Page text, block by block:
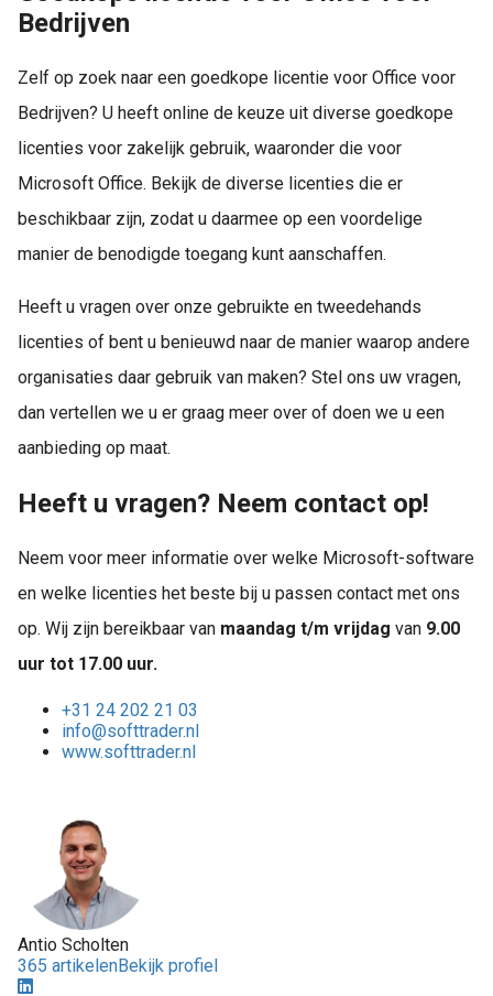
Bedrijven
Zelf op zoek naar een goedkope licentie voor Office voor
Bedrijven? U heeft online de keuze uit diverse goedkope
licenties voor zakelijk gebruik, waaronder die voor
Microsoft Office. Bekijk de diverse licenties die er
beschikbaar zijn, zodat u daarmee op een voordelige
manier de benodigde toegang kunt aanschaffen.
Heeft u vragen over onze gebruikte en tweedehands
licenties of bent u benieuwd naar de manier waarop andere
organisaties daar gebruik van maken? Stel ons uw vragen,
dan vertellen we u er graag meer over of doen we u een
aanbieding op maat.
Heeft u vragen? Neem contact op!
Neem voor meer informatie over welke Microsoft-software
en welke licenties het beste bij u passen contact met ons
op. Wij zijn bereikbaar van maandag t/m vrijdag van 9.00
uur tot 17.00 uur.
+31 24 202 21 03
info@softtrader.nl
www.softtrader.nl
Antio Scholten
365 artikelenBekijk profiel